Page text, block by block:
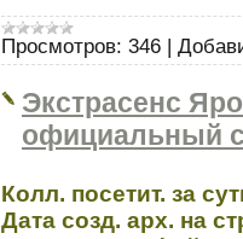
Просмотров: 346 |
Экстрасенс
официальный
Колл. посетит. за
Дата созд. арх. на